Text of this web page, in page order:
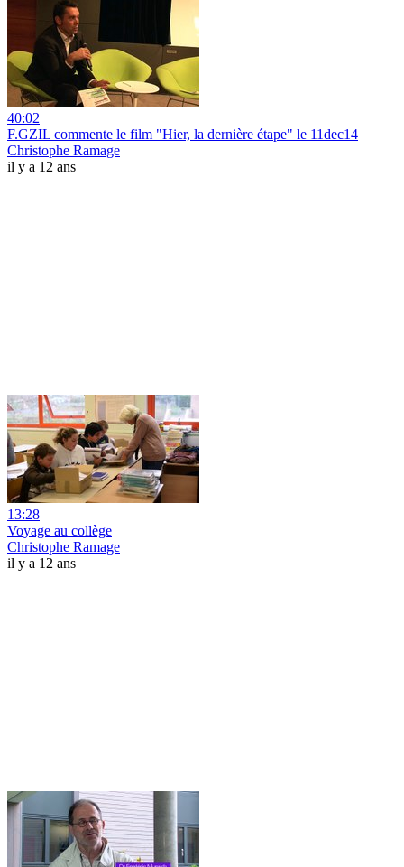
40:02
F.GZIL commente le film "Hier, la dernière étape" le 11dec14
Christophe Ramage
il y a 12 ans
13:28
Voyage au collège
Christophe Ramage
il y a 12 ans